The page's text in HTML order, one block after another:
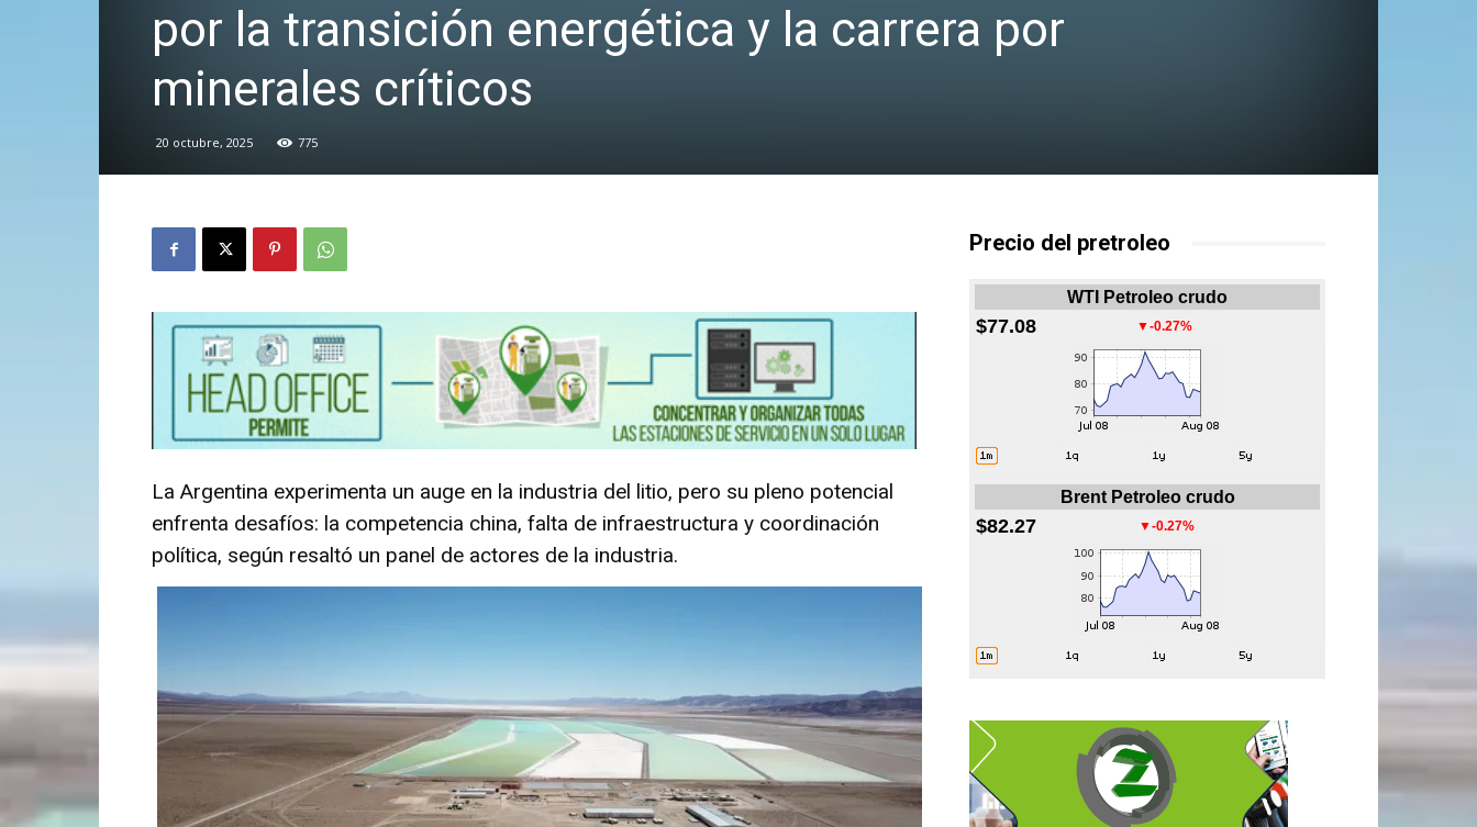
por la transición energética y la carrera por
minerales críticos
20 octubre, 2025 775
La Argentina experimenta un auge en la industria del litio, pero su pleno potencial
enfrenta desafíos: la competencia china, falta de infraestructura y coordinación
política, según resaltó un panel de actores de la industria.
Precio del pretroleo
WTI Petroleo crudo
$77.08 ▼-0.27%
Brent Petroleo crudo
$82.27 ▼-0.27%